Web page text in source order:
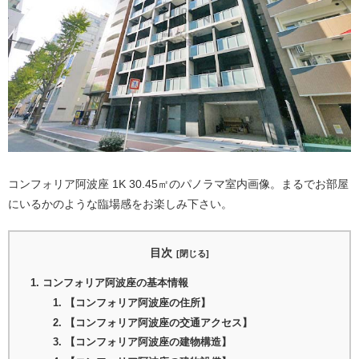
コンフォリア阿波座 1K 30.45㎡のパノラマ室内画像。まるでお部屋
にいるかのような臨場感をお楽しみ下さい。
目次
コンフォリア阿波座の基本情報
【コンフォリア阿波座の住所】
【コンフォリア阿波座の交通アクセス】
【コンフォリア阿波座の建物構造】